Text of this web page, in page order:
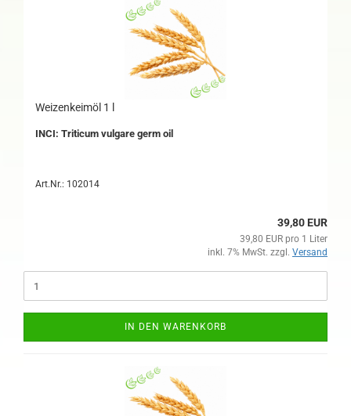
Weizenkeimöl 1 l
INCI: Triticum vulgare germ oil
Art.Nr.: 102014
39,80 EUR
39,80 EUR pro 1 Liter
inkl. 7% MwSt. zzgl. Versand
IN DEN WARENKORB